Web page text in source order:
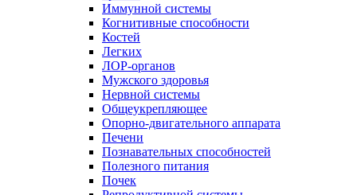
Иммунной системы
Когнитивные способности
Костей
Легких
ЛОР-органов
Мужского здоровья
Нервной системы
Общеукрепляющее
Опорно-двигательного аппарата
Печени
Познавательных способностей
Полезного питания
Почек